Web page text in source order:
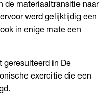
de materiaaltransitie naar
werd gelijktijdig een
in enige mate een
geresulteerd in De
exercitie die een